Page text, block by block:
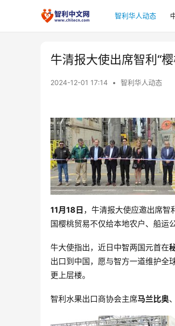
智利华人动态
牛清报大使出席智利“
2024-12-01 17:14 • 智利华人动态
11月18日 ，牛清报大使应邀出席智
国樱桃贸易不仅给本地农户、船运
牛大使指出，近日中智两国元首在
出口到中国，愿与智方一道维护全
更上层楼。
智利水果出口商协会主席马兰比奥